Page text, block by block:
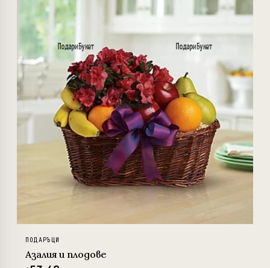
ПОДАРЪЦИ
Азалия и плодове